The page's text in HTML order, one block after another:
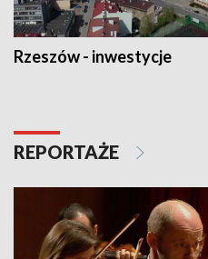
Rzeszów - inwestycje
REPORTAŻE